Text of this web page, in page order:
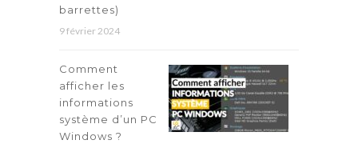
barrettes)
9 février 2024
Comment
afficher les
informations
système d’un PC
Windows ?